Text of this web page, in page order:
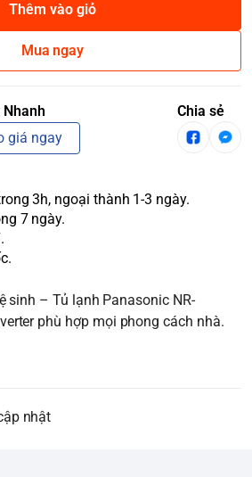
Thêm vào giỏ
Mua ngay
giá ngay
Chia sẻ
3h, ngoại thành 1-3 ngày.
7 ngày.
sinh – Tủ lạnh Panasonic NR-
phù hợp mọi phong cách nhà.
nhật